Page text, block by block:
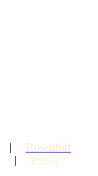
| Rosenhof
| Presse